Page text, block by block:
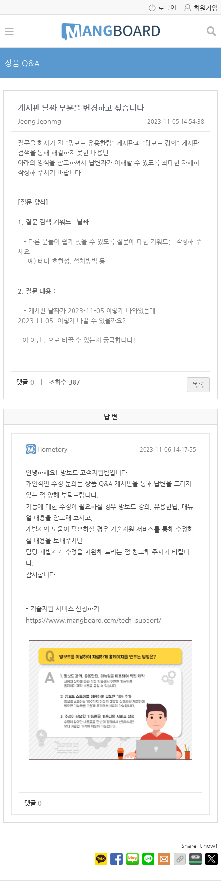
로그인 회원가입
상품 Q&A
게시판 날짜 부분을 변경하고 싶습니다.
Jeong Jeonmg 2023-11-05 14:54:38
질문을 하시기 전 "망보드 유용한팁" 게시판과 "망보드 강의" 게시판
검색을 통해 해결하지 못한 내용만
아래의 양식을 참고하셔서 답변자가 이해할 수 있도록 최대한 자세히
작성해 주시기 바랍니다.
[질문 양식]
1. 질문 검색 키워드 : 날짜
- 다른 분들이 쉽게 찾을 수 있도록 질문에 대한 키워드를 작성해 주
세요
예) 테마 호환성, 설치방법 등
2. 질문 내용 :
- 게시판 날짜가 2023-11-05 이렇게 나와있는데
2023.11.05. 이렇게 바꿀 수 있을까요?
- 이 아닌 . 으로 바꿀 수 있는지 궁금합니다!
댓글 0 ｜ 조회수 387 목록
답 변
Hometory 2023-11-06 14:17:55
안녕하세요! 망보드 고객지원팀입니다.
개인적인 수정 문의는 상품 Q&A 게시판을 통해 답변을 드리지
않는 점 양해 부탁드립니다.
기능에 대한 수정이 필요하실 경우 망보드 강의,
유용한팁, 매뉴
얼 내용을 참고해 보시고,
개발자의 도움이 필요하실 경우 기술지원 서비스를 통해 수정하
실 내용을 보내주시면
담당 개발자가 수정을 지원해 드리는 점 참고해 주시기 바랍니
다.
감사합니다.
- 기술지원 서비스 신청하기
https://www.mangboard.com/tech_support/
댓글 0
Share it now!